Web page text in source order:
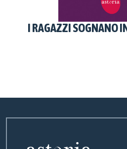
I RAGAZZI SOGNANO